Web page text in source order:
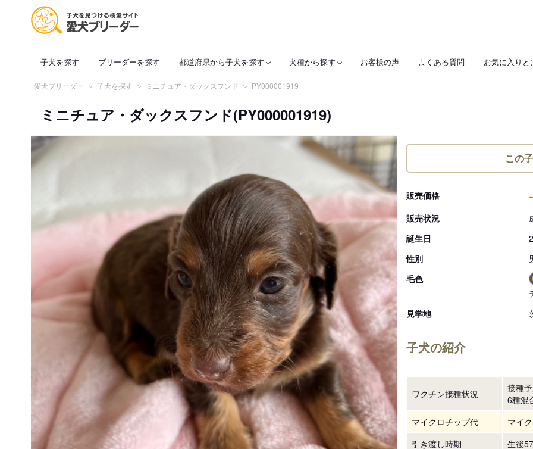
子犬を探す ブリーダーを探す 都道府県から子犬を探す 犬種から探す お客様の声 よくある質問 お気に入りと
愛犬ブリーダー 子犬を探す ミニチュア・ダックスフンド PY000001919
ミニチュア・ダックスフンド(PY000001919)
この
販売価格
販売状況
誕生日
性別
毛色
見学地
子犬の紹介
ワクチン接種状況
接種
6種混
マイクロチップ代
マイ
引き渡し時期
生後